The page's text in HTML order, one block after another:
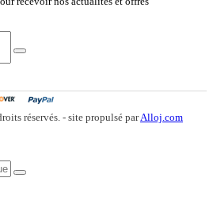
réservés. - site propulsé parAlloj.com